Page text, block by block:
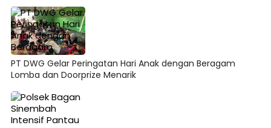
PT DWG Gelar Peringatan Hari Anak dengan Beragam
Lomba dan Doorprize Menarik